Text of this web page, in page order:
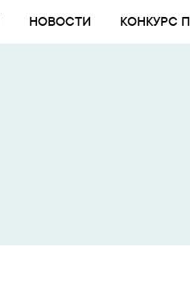
НОВОСТИ КОНКУРС